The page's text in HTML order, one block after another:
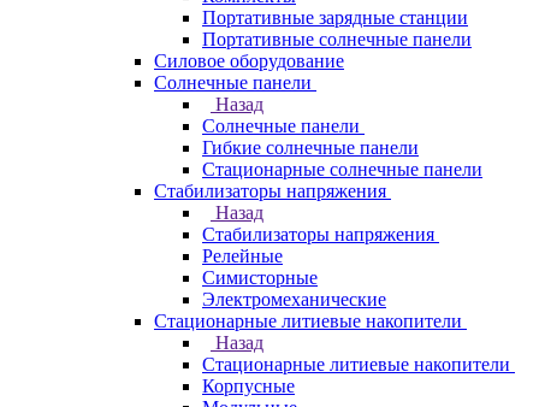
Портативные зарядные станции
Портативные солнечные панели
Силовое оборудование
Солнечные панели
Назад
Солнечные панели
Гибкие солнечные панели
Стационарные солнечные панели
Стабилизаторы напряжения
Назад
Стабилизаторы напряжения
Релейные
Симисторные
Электромеханические
Стационарные литиевые накопители
Назад
Стационарные литиевые накопители
Корпусные